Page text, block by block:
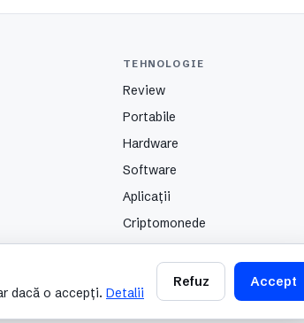
TEHNOLOGIE
Review
Portabile
Hardware
Software
Aplicații
Criptomonede
ContactDesprePartenerii nostri Autori
dacă o accepți. Detalii
Refuz Accept